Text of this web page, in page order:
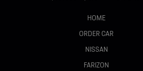
Suport lombar electric reglabil
Climatizare automată bizonală
HOME
ORDER CAR
NISSAN
FARIZON